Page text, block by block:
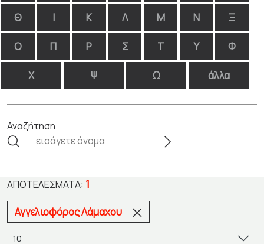
Θ Ι Κ Λ Μ Ν Ξ
Ο Π Ρ Σ Τ Υ Φ
Χ Ψ Ω άλλα
Αναζήτηση
ΑΠΟΤΕΛΈΣΜΑΤΑ: 1
Αγγελιοφόρος Λάμαχου